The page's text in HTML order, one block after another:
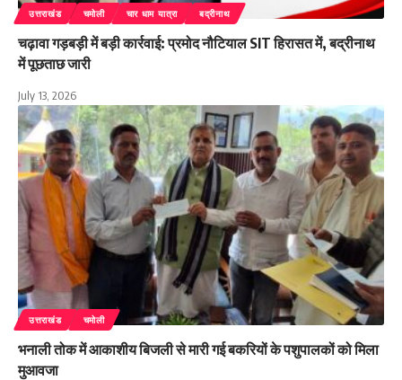
उत्तराखंड चमोली चार धाम यात्रा बद्रीनाथ
चढ़ावा गड़बड़ी में बड़ी कार्रवाई: प्रमोद नौटियाल SIT हिरासत में, बद्रीनाथ
में पूछताछ जारी
July 13, 2026
उत्तराखंड चमोली
भनाली तोक में आकाशीय बिजली से मारी गई बकरियों के पशुपालकों को मिला
मुआवजा